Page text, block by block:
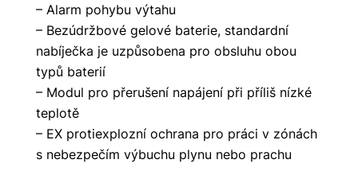
– Alarm pohybu výtahu
– Bezúdržbové gelové baterie, standardní
nabíječka je uzpůsobena pro obsluhu obou
typů baterií
– Modul pro přerušení napájení při příliš nízké
teplotě
– EX protiexplozní ochrana pro práci v zónách
s nebezpečím výbuchu plynu nebo prachu